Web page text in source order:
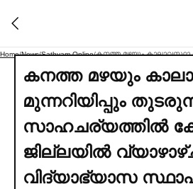
Home/News/Sathyam Online/
കനത്ത മഴയും
മുന്നറിയിപ്പും
സാഹചര്യത്തില്‍
ജില്ലയില്‍
വിദ്യാഭ്യാസ